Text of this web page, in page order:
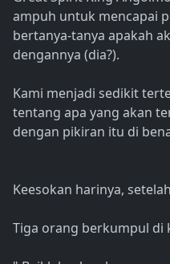
ampuh untuk mencapai
bertanya-tanya apakah
dengannya (dia?).
Kami menjadi sedikit
tentang apa yang akan
dengan pikiran itu di
Keesokan harinya,
Tiga orang berkumpul di